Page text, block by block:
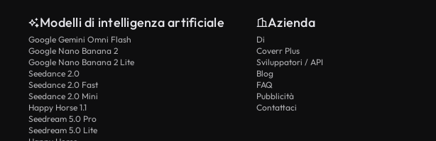
Modelli di intelligenza artificiale
Google Gemini Omni Flash
Google Nano Banana 2
Google Nano Banana 2 Lite
Seedance 2.0
Seedance 2.0 Fast
Seedance 2.0 Mini
Happy Horse 1.1
Seedream 5.0 Pro
Seedream 5.0 Lite
Azienda
Di
Coverr Plus
Sviluppatori / API
Blog
FAQ
Pubblicità
Contattaci